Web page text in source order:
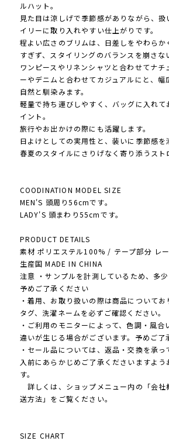
ルハット。
見た目は涼しげで季節感がありながら、
イリーに取り入れやすい仕上がりです。
程よい広さのブリムは、日差しをやわらか
すぎず、スタイリングのバランスを崩さな
ワンピースやリネンシャツと合わせてナチ
ーやデニムと合わせてカジュアルにと、幅
自然と馴染みます。
軽量で持ち運びしやすく、バッグに入れて
イント。
旅行やお出かけの際にも活躍します。
日よけとしての実用性と、装いに季節感を
春夏のスタイルにさりげなく寄り添うスト
COODINATION MODEL SIZE
MEN'S 頭周り56cmです。
LADY'S 頭まわり55cmです。
PRODUCT DETAILS
素材 ポリエステル100% / テープ部分 レ
生産国 MADE IN CHINA
注意 ・サンプルを計測しているため、多
予めご了承ください
・着用、お取り扱いの際は商品について
タグ、洗濯ネームを必ずご確認ください。
・ご利用のモニターによって、色調・風合
違いが生じる場合がございます。予めご了
・セール品については、返品・交換を承
入前にあらかじめご了承くださいますよう
す。
詳しくは、ショップメニュー内の「会社
送方法」をご覧ください。
SIZE CHART